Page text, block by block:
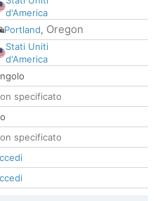
d'America
Portland, Oregon
Stati Uniti
d'America
specificato
specificato